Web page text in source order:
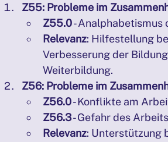
Z55: Probleme im
Z55.0 - Analphabetismus
Relevanz: Hilfestellung
Verbesserung der
Weiterbildung.
Z56: Probleme im
Z56.0 - Konflikte am
Z56.3 - Gefahr des
Relevanz: Unterstützung